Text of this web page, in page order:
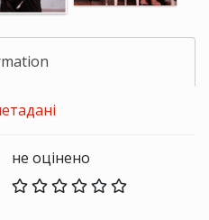
не оцінено